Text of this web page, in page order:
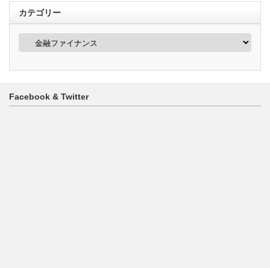
カテゴリー
カ
ー
Facebook & Twitter